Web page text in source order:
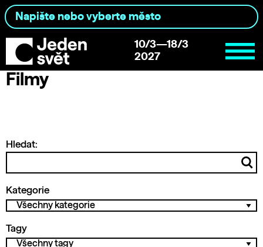
10/3—18/3
2027
Filmy
Hledat:
Kategorie
Tagy